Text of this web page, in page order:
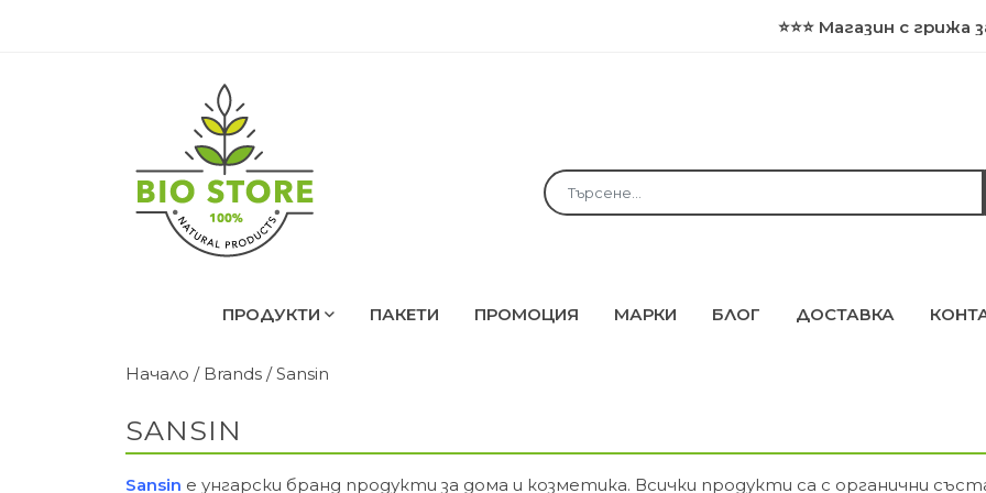
⭐⭐⭐ Магазин с грижа за
ПРОДУКТИ ПАКЕТИ ПРОМОЦИЯ МАРКИ БЛОГ ДОСТАВКА
Начало / Brands / Sansin
SANSIN
Sansin е унгарски бранд продукти за дома и козметика. Всички продукти са с органични